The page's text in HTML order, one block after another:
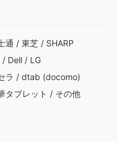
通 / 東芝 / SHARP
/ Dell / LG
ラ / dtab (docomo)
タブレット / その他